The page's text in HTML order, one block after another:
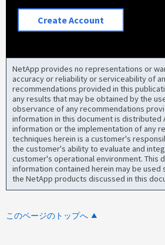
Create Account
NetApp provides no representations or
accuracy or reliability or serviceability of
recommendations provided in this
any results that may be obtained by the
observance of any recommendations
information in this document is distributed
information or the implementation of any
techniques herein is a customer's
the customer's ability to evaluate and
customer's operational environment. This
information contained herein may be used
the NetApp products discussed in this
このページのトップへ